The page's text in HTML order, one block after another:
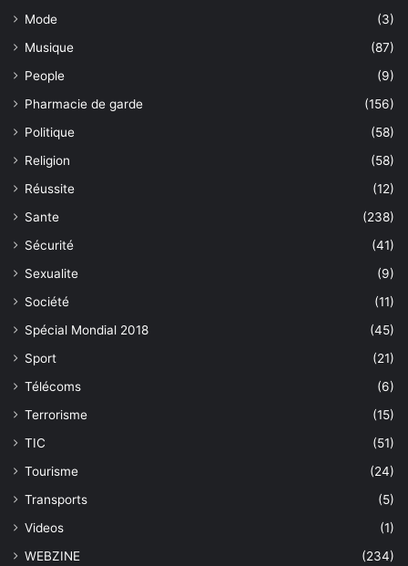
Mode
(3)
Musique
(87)
People
(9)
Pharmacie de garde
(156)
Politique
(58)
Religion
(58)
Réussite
(12)
Sante
(238)
Sécurité
(41)
Sexualite
(9)
Société
(11)
Spécial Mondial 2018
(45)
Sport
(21)
Télécoms
(6)
Terrorisme
(15)
TIC
(51)
Tourisme
(24)
Transports
(5)
Videos
(1)
WEBZINE
(234)